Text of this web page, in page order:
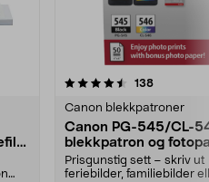
138
Canon blekkpatroner
Canon PG-545/CL-
blekkpatron og
Prisgunstig sett – skriv ut
feriebilder, familiebilder
4.5 av 5 stjerner